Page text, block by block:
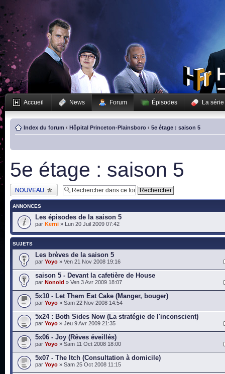
Accueil News Forum Épisodes La série
Index du forum ‹ Hôpital Princeton-Plainsboro ‹ 5e étage : saison 5
5e étage : saison 5
Publier un nouveau
sujet
ANNONCES
Les épisodes de la saison 5
par Kerni » Lun 20 Juil 2009 07:42
SUJETS
Les brèves de la saison 5
par Yoyo » Ven 21 Nov 2008 19:16
saison 5 - Devant la cafetière de House
par Nonold » Ven 3 Avr 2009 18:07
5x10 - Let Them Eat Cake (Manger, bouger)
par Yoyo » Sam 22 Nov 2008 14:54
5x24 : Both Sides Now (La stratégie de l'inconscient)
par Yoyo » Jeu 9 Avr 2009 21:35
5x06 - Joy (Rêves éveillés)
par Yoyo » Sam 11 Oct 2008 18:00
5x07 - The Itch (Consultation à domicile)
par Yoyo » Sam 25 Oct 2008 11:15